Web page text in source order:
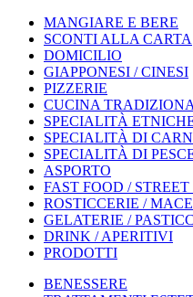
MANGIARE E BERE
SCONTI ALLA CARTA
DOMICILIO
GIAPPONESI / CINESI
PIZZERIE
CUCINA
SPECIALITÀ
SPECIALITÀ DI
SPECIALITÀ DI
ASPORTO
FAST FOOD / STREET
ROSTICCERIE /
GELATERIE /
DRINK / APERITIVI
PRODOTTI
BENESSERE